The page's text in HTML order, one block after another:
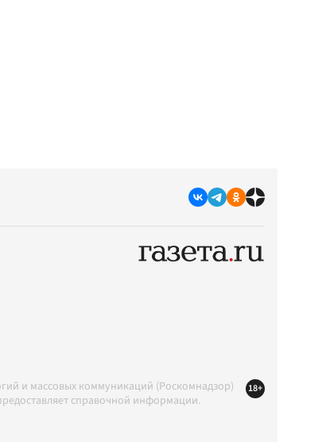
и массовых коммуникаций (Роскомнадзор)
справочной информации.
18+